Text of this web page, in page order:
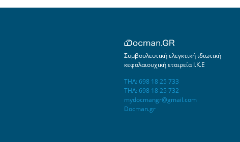
Συμβουλευτική ελεγκτική ιδιωτική
κεφαλαιουχική εταιρεία Ι.Κ.Ε
ΤΗΛ: 698 18 25 733
ΤΗΛ: 698 18 25 732
mydocmangr@gmail.com
Docman.gr